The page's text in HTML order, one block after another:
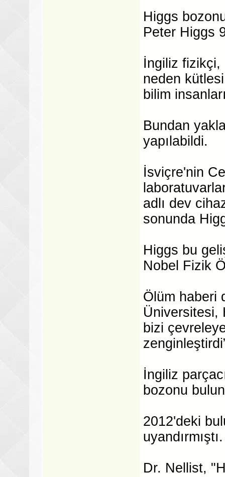
Higgs
Peter Higgs
İngiliz fizikçi,
neden
bilim
Bundan
yapılabildi.
İsviçre'nin
adlı dev
sonunda
Higgs bu
Nobel Fizik
Ölüm haberi
Üniversitesi,
bizi
İngiliz
bozonu
2012'deki
uyandırmıştı.
Dr. Nellist,